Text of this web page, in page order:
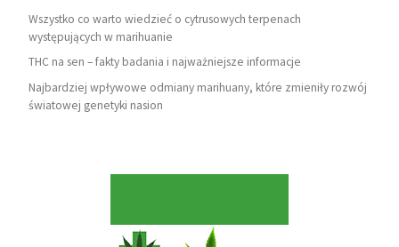
Wszystko co warto wiedzieć o cytrusowych terpenach
występujących w marihuanie
THC na sen – fakty badania i najważniejsze informacje
Najbardziej wpływowe odmiany marihuany, które zmieniły rozwój
światowej genetyki nasion